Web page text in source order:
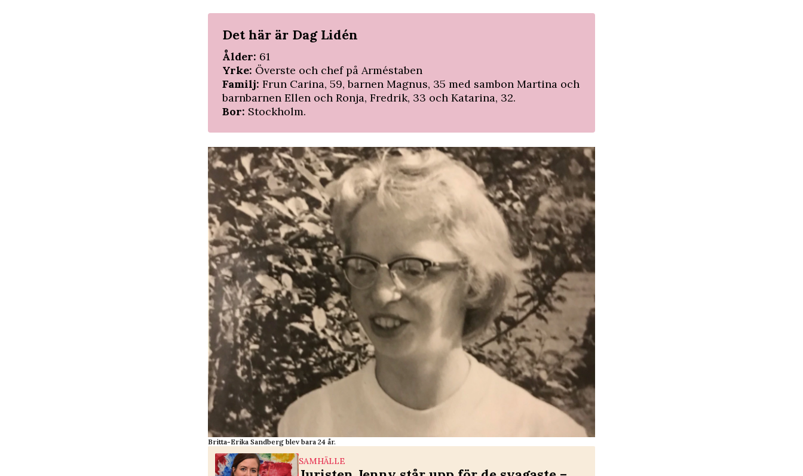
Det här är Dag Lidén
Ålder: 61
Yrke: Överste och chef på Arméstaben
Familj: Frun Carina, 59, barnen Magnus, 35 med sambon Martina och
barnbarnen Ellen och Ronja, Fredrik, 33 och Katarina, 32.
Bor: Stockholm.
Britta-Erika Sandberg blev bara 24 år.
SAMHÄLLE